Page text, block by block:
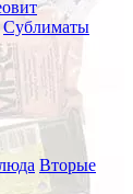
Сублиматы
Вторые